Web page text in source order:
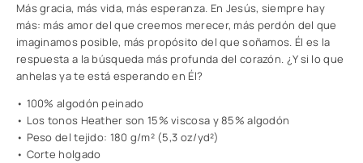
Más gracia, más vida, más esperanza. En Jesús, siempre hay
más: más amor del que creemos merecer, más perdón del que
imaginamos posible, más propósito del que soñamos. Él es la
respuesta a la búsqueda más profunda del corazón. ¿Y si lo que
anhelas ya te está esperando en Él?
• 100% algodón peinado
• Los tonos Heather son 15% viscosa y 85% algodón
• Peso del tejido: 180 g/m² (5,3 oz/yd²)
• Corte holgado